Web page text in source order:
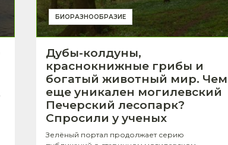
БИОРАЗНООБРАЗИЕ
Дубы-колдуны,
краснокнижные грибы и
богатый животный мир. Чем
еще уникален могилевский
Печерский лесопарк?
Спросили у ученых
Зелёный портал продолжает серию